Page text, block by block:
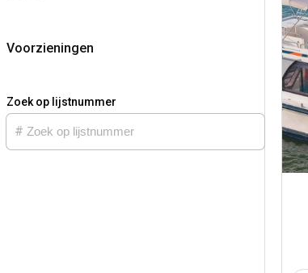
Voorzieningen
Zoek op lijstnummer